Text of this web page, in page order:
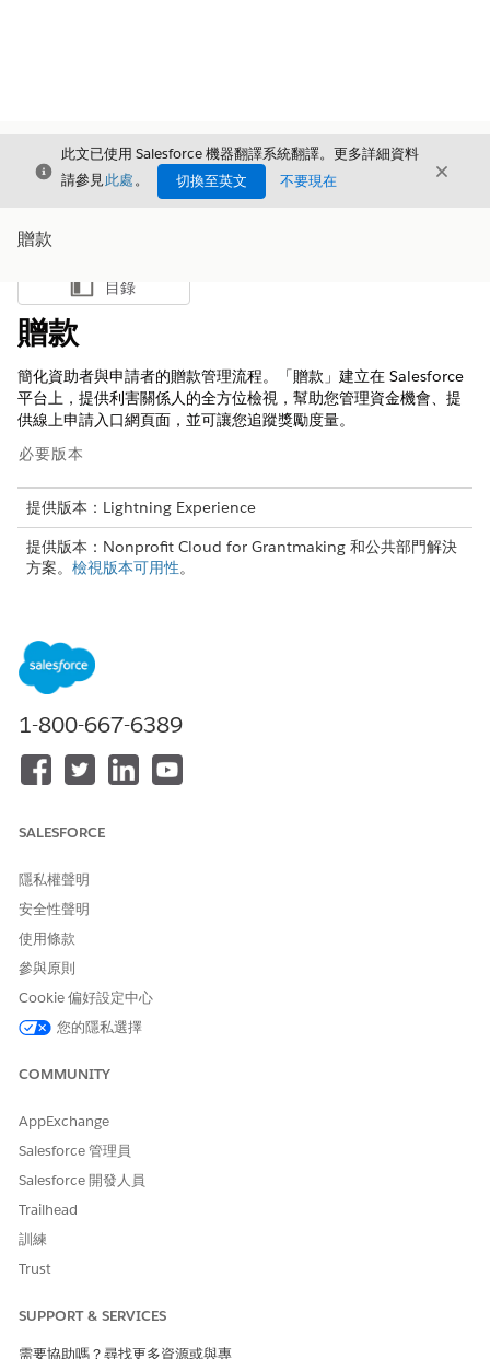
結束
此文已使用 Salesforce 機器翻譯系統翻譯。更多詳細資料
請參見此處。 切換至英文 不要現在 結束
贈款
顯示目錄
目錄
贈款
簡化資助者與申請者的贈款管理流程。「贈款」建立在 Salesforce
平台上，提供利害關係人的全方位檢視，幫助您管理資金機會、提
供線上申請入口網頁面，並可讓您追蹤獎勵度量。
必要版本
提供版本：Lightning Experience
提供版本：Nonprofit Cloud for Grantmaking 和公共部門解決
方案。 檢視版本可用性。
整贈款生命週期。
贈款設定
開啟您 Salesforce 組織中的「贈款」、將「贈款」功能的存取
網站、動作計畫和自動化。
1-800-667-6389
SALESFORCE
隱私權聲明
安全性聲明
使用條款
參與原則
Cookie 偏好設定中心
您的隱私選擇
COMMUNITY
AppExchange
Salesforce 管理員
Salesforce 開發人員
Trailhead
訓練
Trust
SUPPORT & SERVICES
需要協助嗎？尋找更多資源或與專